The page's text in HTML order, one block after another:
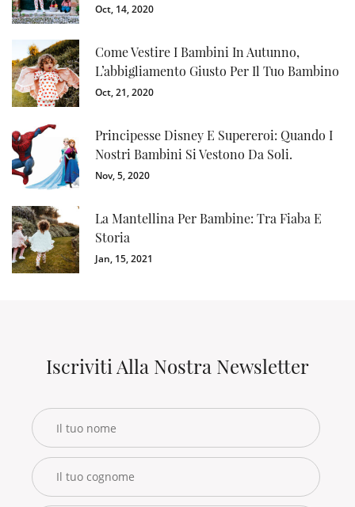
Oct, 14, 2020
Come Vestire I Bambini In Autunno,
L’abbigliamento Giusto Per Il Tuo Bambino
Oct, 21, 2020
Principesse Disney E Supereroi: Quando I
Nostri Bambini Si Vestono Da Soli.
Nov, 5, 2020
La Mantellina Per Bambine: Tra Fiaba E
Storia
Jan, 15, 2021
Iscriviti Alla Nostra Newsletter